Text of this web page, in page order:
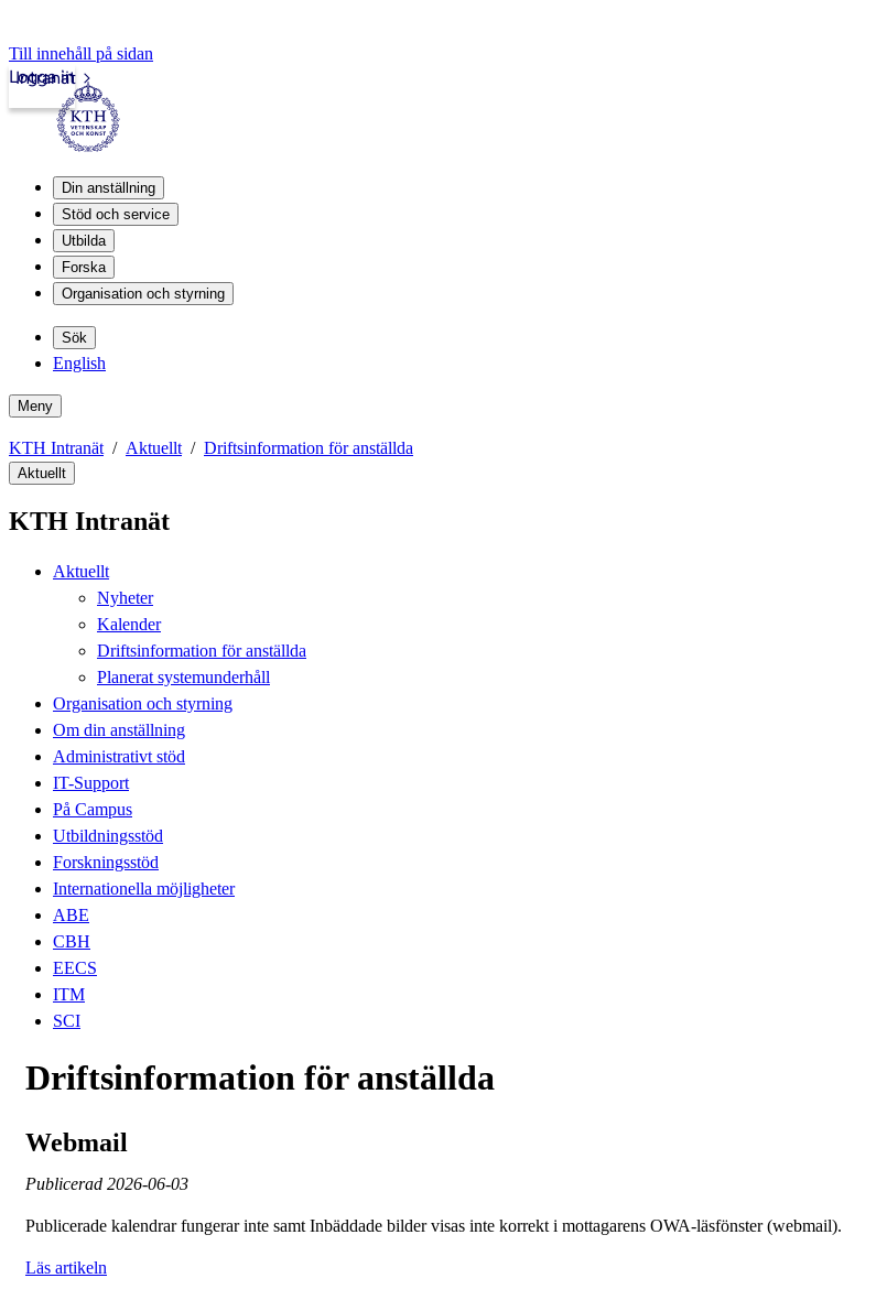
Till innehåll på sidan
Intranät
Logga in
Din anställning
Stöd och service
Utbilda
Forska
Organisation och styrning
Sök
English
Meny
KTH Intranät Aktuellt Driftsinformation för anställda
Aktuellt
KTH Intranät
Aktuellt
Nyheter
Kalender
Driftsinformation för anställda
Planerat systemunderhåll
Organisation och styrning
Om din anställning
Administrativt stöd
IT-Support
På Campus
Utbildningsstöd
Forskningsstöd
Internationella möjligheter
ABE
CBH
EECS
ITM
SCI
Driftsinformation för anställda
Webmail
Publicerad 2026-06-03
Publicerade kalendrar fungerar inte samt Inbäddade bilder visas inte korrekt i mottagarens OWA-läsfönster (webmail).
Läs artikeln